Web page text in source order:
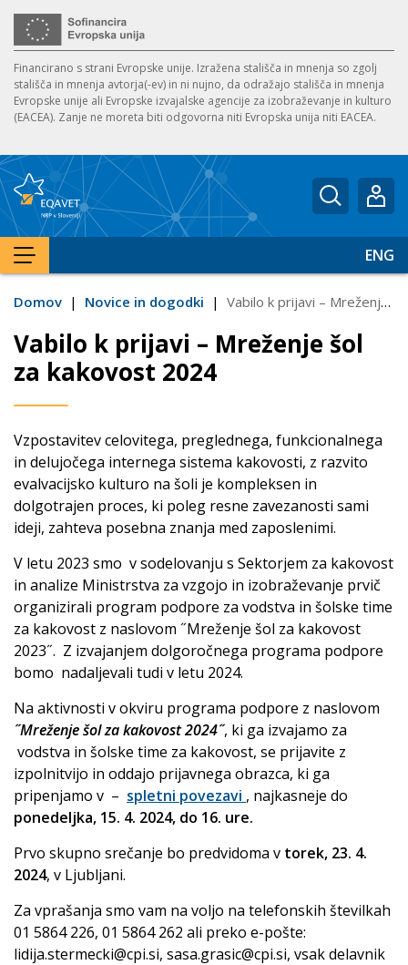
Financirano s strani Evropske unije. Izražena stališča in mnenja so zgolj
stališča in mnenja avtorja(-ev) in ni nujno, da odražajo stališča in mnenja
Evropske unije ali Evropske izvajalske agencije za izobraževanje in kulturo
(EACEA). Zanje ne moreta biti odgovorna niti Evropska unija niti EACEA.
PRIKAŽI MENI
ENG
Domov | Novice in dogodki | Vabilo k prijavi – Mreženje šol za kakovost 2024
Vabilo k prijavi – Mreženje šol
za kakovost 2024
Vzpostavitev celovitega, preglednega, funkcionalnega
in delujočega internega sistema kakovosti, z razvito
evalvacijsko kulturo na šoli je kompleksen in
dolgotrajen proces, ki poleg resne zavezanosti sami
ideji, zahteva posebna znanja med zaposlenimi.
V letu 2023 smo v sodelovanju s Sektorjem za kakovost
in analize Ministrstva za vzgojo in izobraževanje prvič
organizirali program podpore za vodstva in šolske time
za kakovost z naslovom ˝Mreženje šol za kakovost
2023˝. Z izvajanjem dolgoročnega programa podpore
bomo nadaljevali tudi v letu 2024.
Na aktivnosti v okviru programa podpore z naslovom
˝Mreženje šol za kakovost 2024˝, ki ga izvajamo za
vodstva in šolske time za kakovost, se prijavite z
izpolnitvijo in oddajo prijavnega obrazca, ki ga
pripenjamo v – spletni povezavi , najkasneje do
ponedeljka, 15. 4. 2024, do 16. ure.
Prvo skupno srečanje bo predvidoma v torek, 23. 4.
2024, v Ljubljani.
Za vprašanja smo vam na voljo na telefonskih številkah
01 5864 226, 01 5864 262 ali preko e-pošte:
lidija.stermecki@cpi.si, sasa.grasic@cpi.si, vsak delavnik